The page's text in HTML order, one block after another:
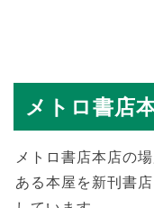
メトロ書店
メトロ書店本店の
ある本屋を新刊書